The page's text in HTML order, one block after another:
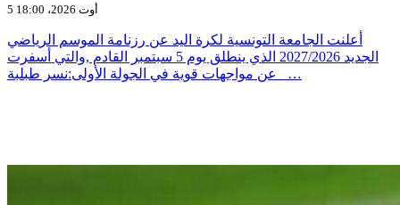
5 أوت 2026، 18:00
أعلنت الجامعة التونسية لكرة اليد عن رزنامة الموسم الرياضي
الجديد 2027/2026 الذي ينطلق يوم 5 سبتمبر القادم ,والتي أسفرت
عن مواجهات قوية في الجولة الأولى:نسر طبلبة _…